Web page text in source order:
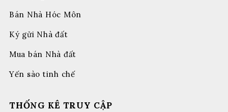
Bán Nhà Hóc Môn
Ký gửi Nhà đất
Mua bán Nhà đất
Yến sào tinh chế
THỐNG KÊ TRUY CẬP